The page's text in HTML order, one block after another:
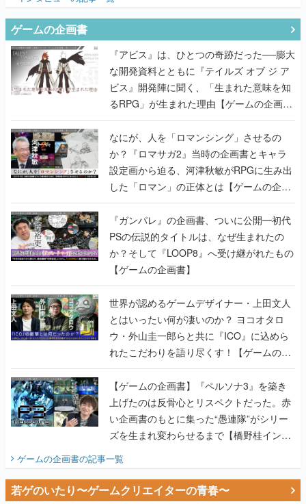
ゲームの企画書
『アビス』は、ひとつの奇跡だった──膨大
な開発資料とともに『テイルズ オブ ジ ア
ビス』開発陣に聞く、「生まれた意味を知
るRPG」が生まれた理由【ゲームの企画
書】
なにが、人を「ロマンシング」させるの
か？『ロマサガ2』当時の企画書とキャラ
設定画から迫る、河津秋敏がRPGに生み出
した「ロマン」の正体とは【ゲームの企画
書】
『ガンパレ』の企画書、ついに公開━初代
PSの伝説的タイトルは、なぜ生まれたの
か？そして『LOOP8』へ受け継がれたもの
【ゲームの企画書】
世界が認めるゲームデザイナー・上田文人
とはいったい何が凄いのか？ ヨコオタロ
ウ・外山圭一郎らと共に『ICO』に込めら
れたこだわりを語り尽くす！【ゲームの企
画書】
【ゲームの企画書】『ペルソナ3』を築き
上げたのは反骨心とリスペクトだった。赤
い企画書のもとに集った“愚連隊”がシリー
ズを生まれ変わらせるまで【橋野桂インタ
ゲームの企画書の記事一覧
若ゲのいたり〜ゲームクリエイターの青春〜